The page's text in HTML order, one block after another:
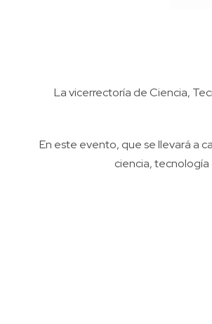
La vicerrectoría de Ciencia,
En este evento, que se llevará a
ciencia, tecnología